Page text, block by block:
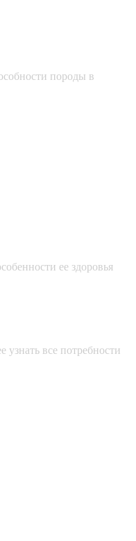
породы в
ее здоровья
все потребности